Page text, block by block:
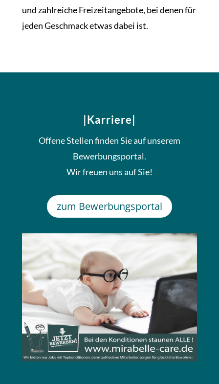
und zahlreiche Freizeitangebote, bei denen für
jeden Geschmack etwas dabei ist.
|Karriere|
Offene Stellen finden Sie auf unserem
Bewerbungsportal.
Wir freuen uns auf Sie!
zum Bewerbungsportal